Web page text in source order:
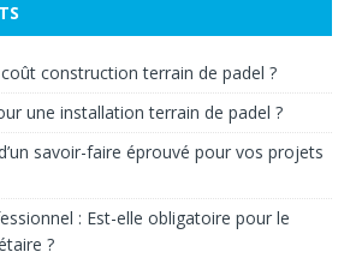
construction terrain de padel ?
une installation terrain de padel ?
savoir-faire éprouvé pour vos projets
: Est-elle obligatoire pour le
?